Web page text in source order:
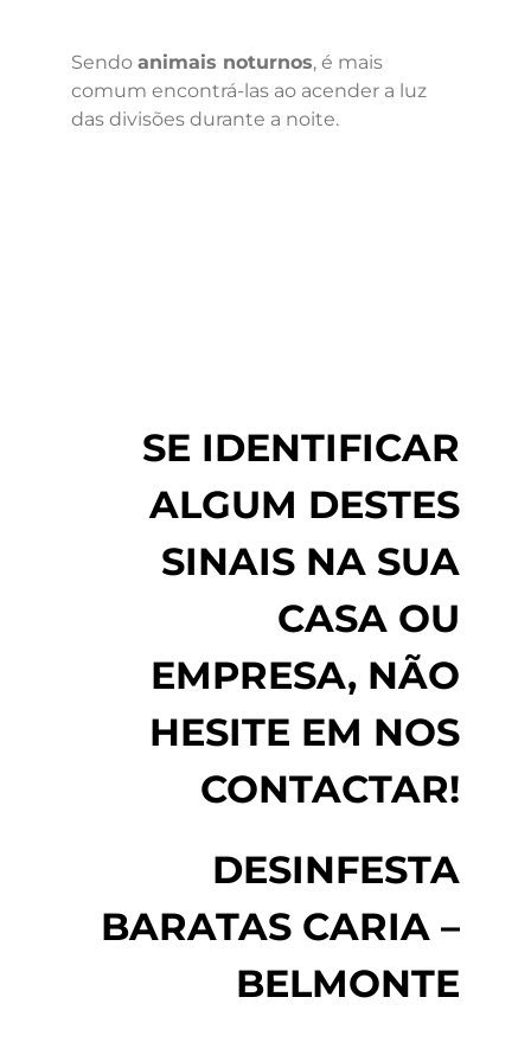
Sendo animais noturnos, é mais
comum encontrá-las ao acender a luz
das divisões durante a noite.
SE IDENTIFICAR
ALGUM DESTES
SINAIS NA SUA
CASA OU
EMPRESA, NÃO
HESITE EM NOS
CONTACTAR!
DESINFESTA
BARATAS CARIA –
BELMONTE